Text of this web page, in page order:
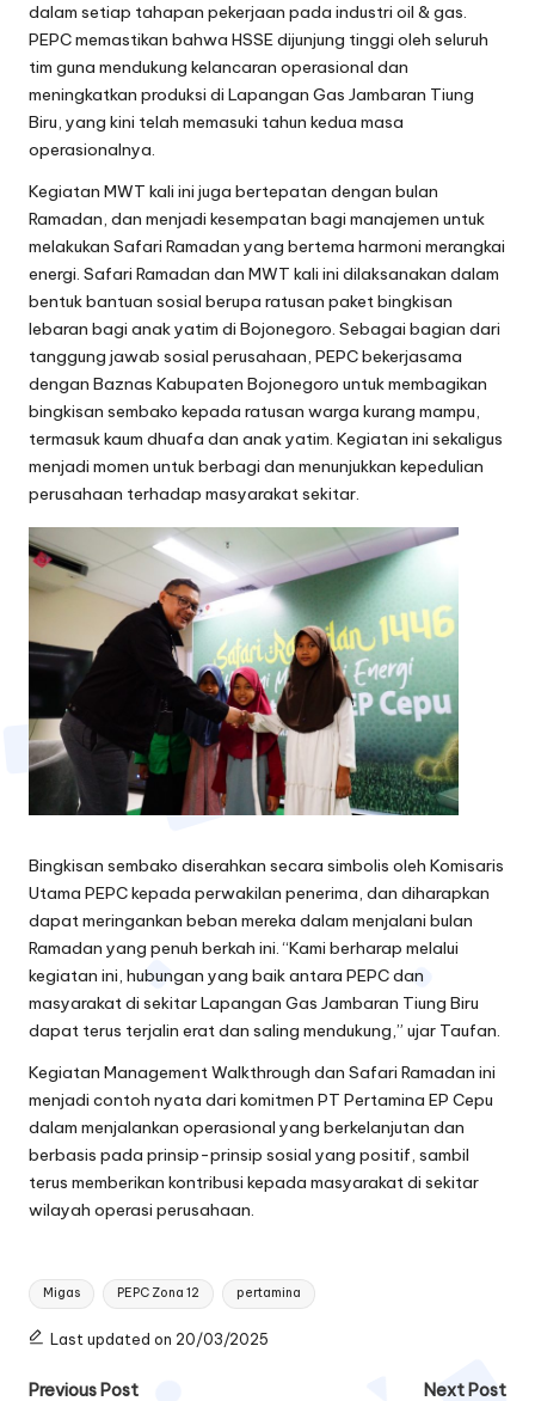
dalam setiap tahapan pekerjaan pada industri oil & gas.
PEPC memastikan bahwa HSSE dijunjung tinggi oleh seluruh
tim guna mendukung kelancaran operasional dan
meningkatkan produksi di Lapangan Gas Jambaran Tiung
Biru, yang kini telah memasuki tahun kedua masa
operasionalnya.
Kegiatan MWT kali ini juga bertepatan dengan bulan
Ramadan, dan menjadi kesempatan bagi manajemen untuk
melakukan Safari Ramadan yang bertema harmoni merangkai
energi. Safari Ramadan dan MWT kali ini dilaksanakan dalam
bentuk bantuan sosial berupa ratusan paket bingkisan
lebaran bagi anak yatim di Bojonegoro. Sebagai bagian dari
tanggung jawab sosial perusahaan, PEPC bekerjasama
dengan Baznas Kabupaten Bojonegoro untuk membagikan
bingkisan sembako kepada ratusan warga kurang mampu,
termasuk kaum dhuafa dan anak yatim. Kegiatan ini sekaligus
menjadi momen untuk berbagi dan menunjukkan kepedulian
perusahaan terhadap masyarakat sekitar.
Bingkisan sembako diserahkan secara simbolis oleh Komisaris
Utama PEPC kepada perwakilan penerima, dan diharapkan
dapat meringankan beban mereka dalam menjalani bulan
Ramadan yang penuh berkah ini. “Kami berharap melalui
kegiatan ini, hubungan yang baik antara PEPC dan
masyarakat di sekitar Lapangan Gas Jambaran Tiung Biru
dapat terus terjalin erat dan saling mendukung,” ujar Taufan.
Kegiatan Management Walkthrough dan Safari Ramadan ini
menjadi contoh nyata dari komitmen PT Pertamina EP Cepu
dalam menjalankan operasional yang berkelanjutan dan
berbasis pada prinsip-prinsip sosial yang positif, sambil
terus memberikan kontribusi kepada masyarakat di sekitar
wilayah operasi perusahaan.
Tags:
Migas PEPC Zona 12 pertamina
Last updated on 20/03/2025
Previous Post Next Post